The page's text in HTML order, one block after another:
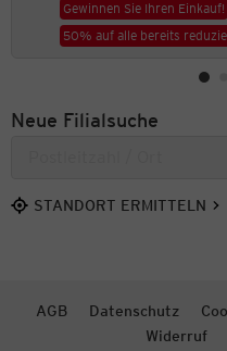
Gewinnen Sie Ihren Einkauf!
50% auf alle bereits
Neue Filialsuche
STANDORT ERMITTELN
AGB Datenschutz
Widerruf